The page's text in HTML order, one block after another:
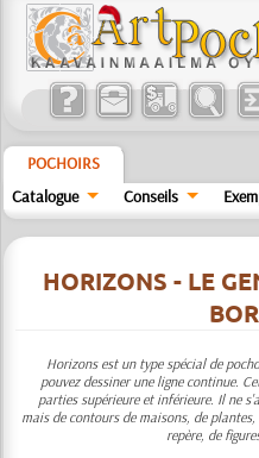
POCHOIRS
Catalogue
Conseils
HORIZONS - LE
Horizons est un type spécial de
pouvez dessiner une ligne continue.
parties supérieure et inférieure. Il ne
mais de contours de maisons, de
repère, de